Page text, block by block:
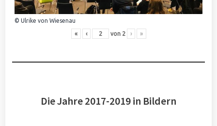
© Ulrike von Wiesenau
« ‹ von 2 › »
Die Jahre 2017-2019 in Bildern